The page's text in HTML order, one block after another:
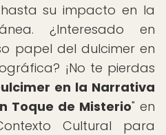
su impacto en la
¿Interesado en
papel del dulcimer en
¡No te pierdas
en la Narrativa
Toque de Misterio" en
Cultural para